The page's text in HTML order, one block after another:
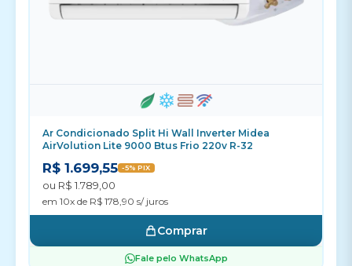
Ar Condicionado Split Hi Wall Inverter Midea
AirVolution Lite 9000 Btus Frio 220v R-32
R$ 1.699,55 -5% PIX
ou R$ 1.789,00
em 10x de R$ 178,90 s/ juros
Comprar
Fale pelo WhatsApp